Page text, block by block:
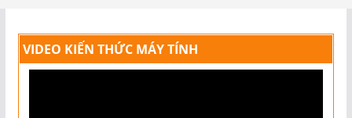
VIDEO KIẾN THỨC MÁY TÍNH